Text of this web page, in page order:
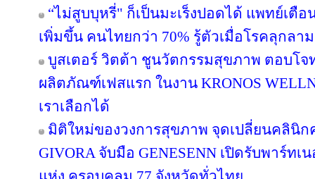
“ไม่สูบบุหรี่" ก็เป็นมะเร็งปอดได้ แพทย์เตื
เพิ่มขึ้น คนไทยกว่า 70% รู้ตัวเมื่อโรคลุกลา
บูสเตอร์ วิตต้า ชูนวัตกรรมสุขภาพ ตอบโ
ผลิตภัณฑ์เฟสแรก ในงาน KRONOS
เราเลือกได้
มิติใหม่ของวงการสุขภาพ จุดเปลี่ยนคลินิก
GIVORA จับมือ GENESENN เปิดรับพาร์ทเ